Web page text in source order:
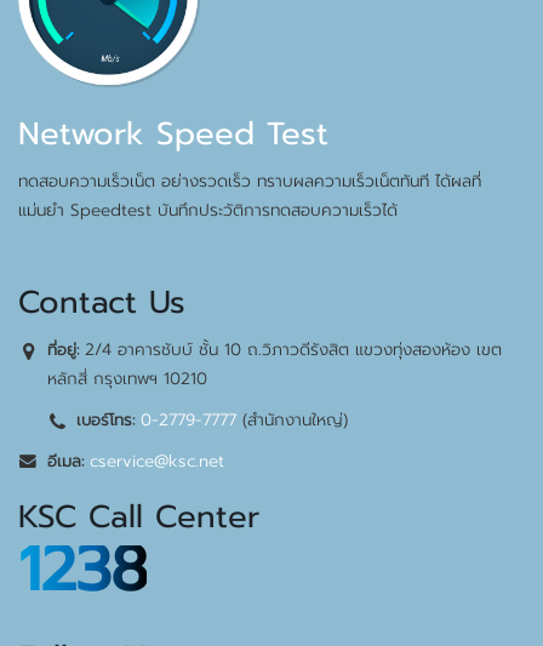
Network Speed Test
ทดสอบความเร็วเน็ต อย่างรวดเร็ว ทราบผลความเร็วเน็ตทันที ได้ผลที่
แม่นยำ Speedtest บันทึกประวัติการทดสอบความเร็วได้
Contact Us
ที่อยู่:2/4 อาคารชับบ์ ชั้น 10 ถ.วิภาวดีรังสิต แขวงทุ่งสองห้อง เขต
หลักสี่ กรุงเทพฯ 10210
เบอร์โทร: 0-2779-7777 (สำนักงานใหญ่)
อีเมล: cservice@ksc.net
KSC Call Center
1238